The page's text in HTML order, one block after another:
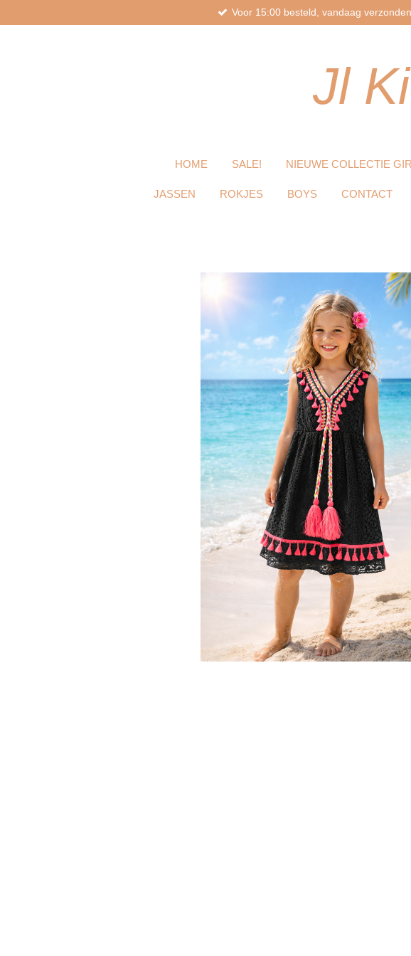
direct
Voor 15:00 besteld, vandaag
Jl
HOME SALE! NIEUWE COLLECTIE
JASSEN ROKJES BOYS CONTACT